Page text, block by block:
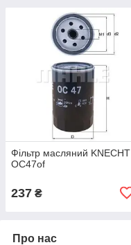
Фільтр масляний KNECHT
OC47of
237 ₴
Про нас